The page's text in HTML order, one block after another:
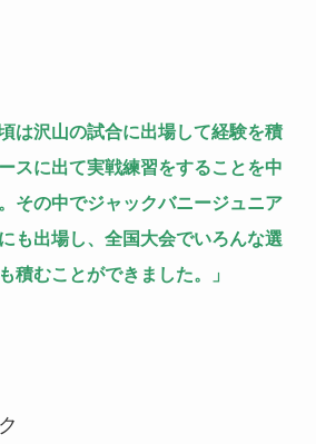
は沢山の試合に出場して経験を積
スに出て実戦練習をすることを中
その中でジャックバニージュニア
も出場し、全国大会でいろんな選
積むことができました。」